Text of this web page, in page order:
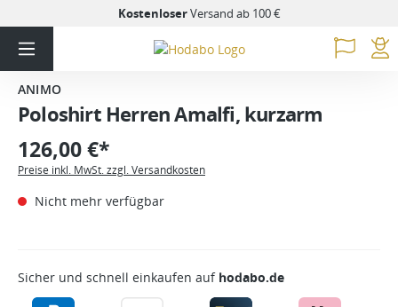
KostenloserVersand ab 100 €
ANIMO
Poloshirt Herren Amalfi, kurzarm
126,00 €*
Preise inkl. MwSt. zzgl. Versandkosten
Nicht mehr verfügbar
Sicher und schnell einkaufen auf hodabo.de